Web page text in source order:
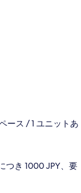
ース / 1 ユニットあ
つき 1000 JPY、要